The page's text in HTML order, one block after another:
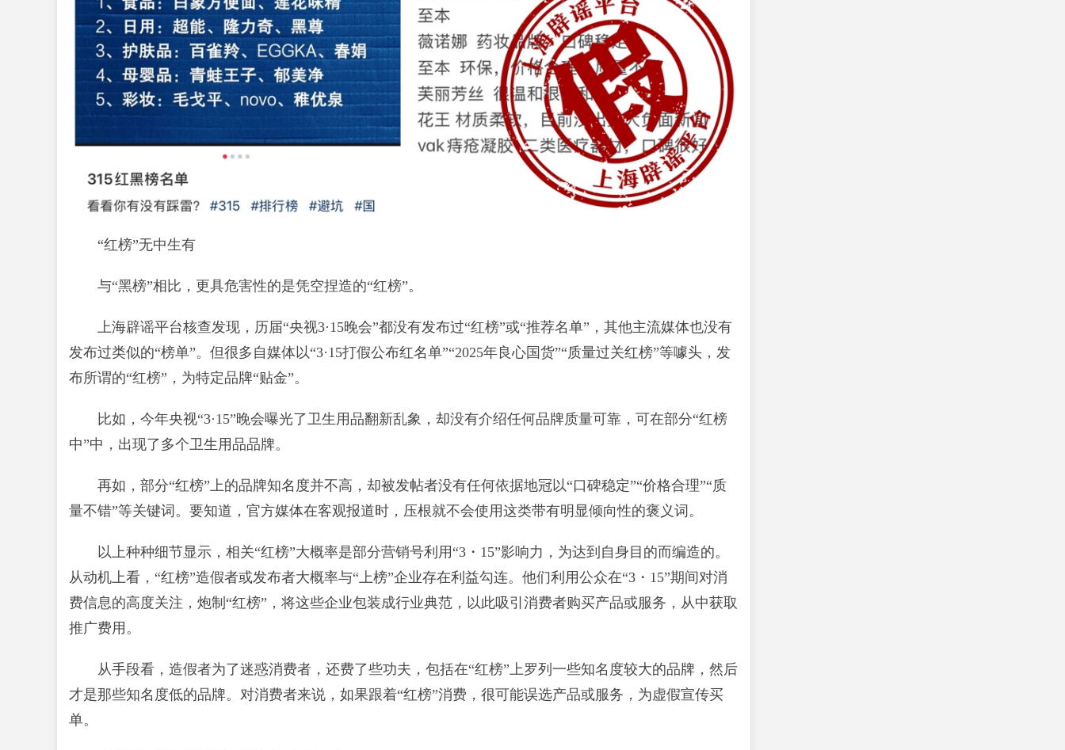
“红榜”无中生有
与“黑榜”相比，更具危害性的是凭空捏造的“红榜”。
上海辟谣平台核查发现，历届“央视3·15晚会”都没有发布过“红榜”或“推荐名单”，其他主流媒体也没有
发布过类似的“榜单”。但很多自媒体以“3·15打假公布红名单”“2025年良心国货”“质量过关红榜”等噱头，发
布所谓的“红榜”，为特定品牌“贴金”。
比如，今年央视“3·15”晚会曝光了卫生用品翻新乱象，却没有介绍任何品牌质量可靠，可在部分“红榜
中”中，出现了多个卫生用品品牌。
再如，部分“红榜”上的品牌知名度并不高，却被发帖者没有任何依据地冠以“口碑稳定”“价格合理”“质
量不错”等关键词。要知道，官方媒体在客观报道时，压根就不会使用这类带有明显倾向性的褒义词。
以上种种细节显示，相关“红榜”大概率是部分营销号利用“3・15”影响力，为达到自身目的而编造的。
从动机上看，“红榜”造假者或发布者大概率与“上榜”企业存在利益勾连。他们利用公众在“3・15”期间对消
费信息的高度关注，炮制“红榜”，将这些企业包装成行业典范，以此吸引消费者购买产品或服务，从中获取
推广费用。
从手段看，造假者为了迷惑消费者，还费了些功夫，包括在“红榜”上罗列一些知名度较大的品牌，然后
才是那些知名度低的品牌。对消费者来说，如果跟着“红榜”消费，很可能误选产品或服务，为虚假宣传买
单。